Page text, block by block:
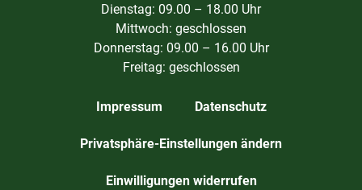
Dienstag: 09.00 – 18.00 Uhr
Mittwoch: geschlossen
Donnerstag: 09.00 – 16.00 Uhr
Freitag: geschlossen
Impressum Datenschutz
Privatsphäre-Einstellungen ändern
Einwilligungen widerrufen